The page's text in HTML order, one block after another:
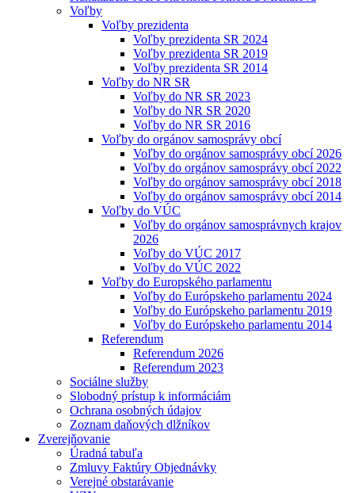
Voľby
Voľby prezidenta
Voľby prezidenta SR 2024
Voľby prezidenta SR 2019
Voľby prezidenta SR 2014
Voľby do NR SR
Voľby do NR SR 2023
Voľby do NR SR 2020
Voľby do NR SR 2016
Voľby do orgánov samosprávy obcí
Voľby do orgánov samosprávy obcí 2026
Voľby do orgánov samosprávy obcí 2022
Voľby do orgánov samosprávy obcí 2018
Voľby do orgánov samosprávy obcí 2014
Voľby do VÚC
Voľby do orgánov samosprávnych krajov
2026
Voľby do VÚC 2017
Voľby do VÚC 2022
Voľby do Europského parlamentu
Voľby do Európskeho parlamentu 2024
Voľby do Európskeho parlamentu 2019
Voľby do Európskeho parlamentu 2014
Referendum
Referendum 2026
Referendum 2023
Sociálne služby
Slobodný prístup k informáciám
Ochrana osobných údajov
Zoznam daňových dlžníkov
Zverejňovanie
Úradná tabuľa
Zmluvy Faktúry Objednávky
Verejné obstarávanie